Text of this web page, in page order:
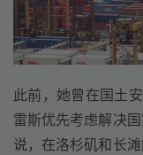
此前，她曾在国土
雷斯优先考虑解决
说，在洛杉矶和长